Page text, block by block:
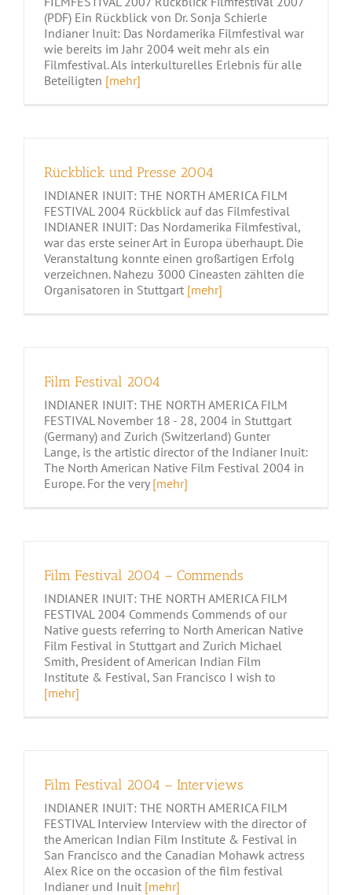
(PDF) Ein Rückblick von Dr. Sonja Schierle
Indianer Inuit: Das Nordamerika Filmfestival war
wie bereits im Jahr 2004 weit mehr als ein
Filmfestival. Als interkulturelles Erlebnis für alle
Beteiligten [mehr]
Rückblick und Presse 2004
INDIANER INUIT: THE NORTH AMERICA FILM
FESTIVAL 2004 Rückblick auf das Filmfestival
INDIANER INUIT: Das Nordamerika Filmfestival,
war das erste seiner Art in Europa überhaupt. Die
Veranstaltung konnte einen großartigen Erfolg
verzeichnen. Nahezu 3000 Cineasten zählten die
Organisatoren in Stuttgart [mehr]
Film Festival 2004
INDIANER INUIT: THE NORTH AMERICA FILM
FESTIVAL November 18 - 28, 2004 in Stuttgart
(Germany) and Zurich (Switzerland) Gunter
Lange, is the artistic director of the Indianer Inuit:
The North American Native Film Festival 2004 in
Europe. For the very [mehr]
Film Festival 2004 – Commends
INDIANER INUIT: THE NORTH AMERICA FILM
FESTIVAL 2004 Commends Commends of our
Native guests referring to North American Native
Film Festival in Stuttgart and Zurich Michael
Smith, President of American Indian Film
Institute & Festival, San Francisco I wish to
[mehr]
Film Festival 2004 – Interviews
INDIANER INUIT: THE NORTH AMERICA FILM
FESTIVAL Interview Interview with the director of
the American Indian Film Institute & Festival in
San Francisco and the Canadian Mohawk actress
Alex Rice on the occasion of the film festival
Indianer und Inuit [mehr]